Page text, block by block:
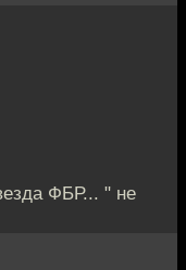
ФБР... " не